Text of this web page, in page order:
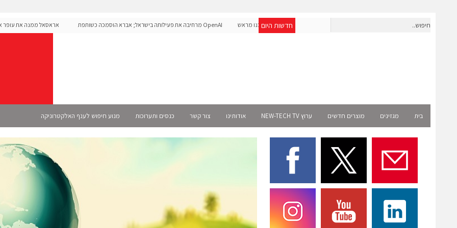
חדשות היום
חברת IAIG גייסה 6 מיליון דולר להקמת חברות תוכנה שנבנו מראש
OpenAI מרחיבה את פעילותה בישראל; אברא הוסמכה כשותפת
אראסאל ממנה את עופר
בית מגזינים מוצרים חדשים ערוץ NEW-TECH TV אודותינו צור קשר כנסים ותערוכות מנוע חיפוש לענף האלקטרוניקה